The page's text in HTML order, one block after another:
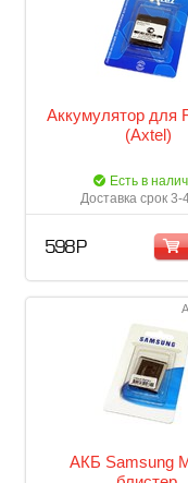
Аккумулятор для
(Axtel)
Есть в
Доставка срок 3-
598 Р
АКБ Samsung